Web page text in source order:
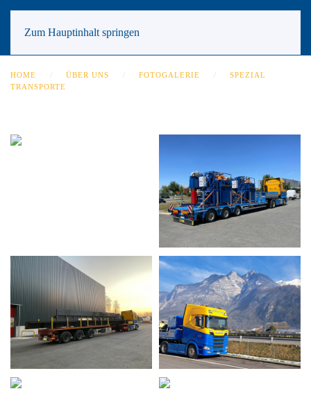
Zum Hauptinhalt springen
HOME ÜBER UNS FOTOGALERIE
SPEZIAL
TRANSPORTE